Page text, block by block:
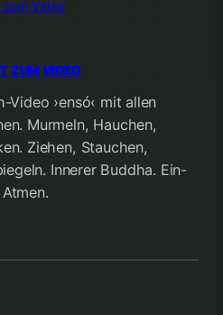
ZUM VIDEO
›ensó‹ mit allen
Murmeln, Hauchen,
Ziehen, Stauchen,
Innerer Buddha. Ein-